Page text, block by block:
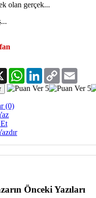
olan gerçek...
X WhatsAppLinkedIn
Copy
Link
(0)
Önceki Yazıları